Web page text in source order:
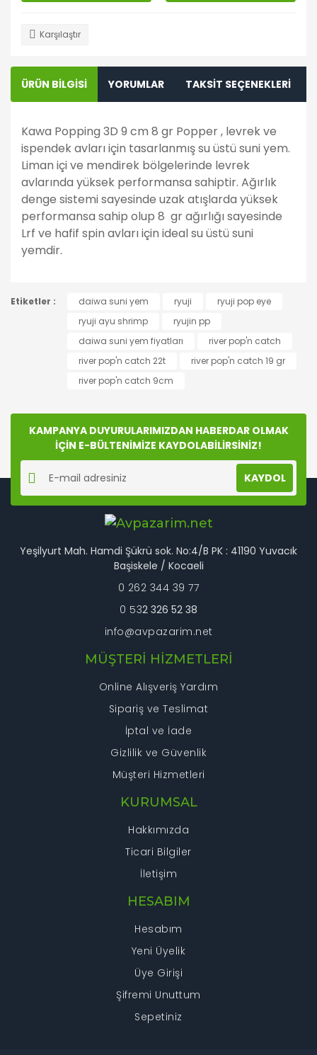
Karşılaştır
ÜRÜN BİLGİSİ YORUMLAR TAKSİT SEÇENEKLERİ
Kawa Popping 3D 9 cm 8 gr Popper , levrek ve
ispendek avları için tasarlanmış su üstü suni yem.
Liman içi ve mendirek bölgelerinde levrek
avlarında yüksek performansa sahiptir. Ağırlık
denge sistemi sayesinde uzak atışlarda yüksek
performansa sahip olup 8 gr ağırlığı sayesinde
Lrf ve hafif spin avları için ideal su üstü suni
yemdir.
Bu ürüne ilk yorumu siz yapın!
diğer konularda yetersiz gördüğünüz noktaları öneri
formunu kullanarak tarafımıza iletebilirsiniz.
Görüş ve önerileriniz için teşekkür ederiz.
Ürün resmi kalitesiz, bozuk veya görüntülenemiyor.
Ürün açıklamasında eksik bilgiler bulunuyor.
Bu ürüne benzer farklı alternatifler olmalı.
Etiketler : daiwa suni yem ryuji
ryuji pop eye
ryuji ayu shrimp
ryujin pp
daiwa suni yem fiyatları
river pop'n catch
river pop'n catch 22t
river pop'n catch 19 gr
river pop'n catch 9cm
KAMPANYA DUYURULARIMIZDAN HABERDAR OLMAK
İÇİN E-BÜLTENİMİZE KAYDOLABİLİRSİNİZ!
KAYDOL
Yeşilyurt Mah. Hamdi Şükrü sok. No:4/B PK : 41190 Yuvacık
Başiskele / Kocaeli
0 262 344 39 77
0 532 326 52 38
info@avpazarim.net
MÜŞTERİ HİZMETLERİ
Online Alışveriş Yardım
Sipariş ve Teslimat
İptal ve İade
Gizlilik ve Güvenlik
Müşteri Hizmetleri
KURUMSAL
Hakkımızda
Ticari Bilgiler
İletişim
HESABIM
Hesabım
Yeni Üyelik
Üye Girişi
Şifremi Unuttum
Sepetiniz